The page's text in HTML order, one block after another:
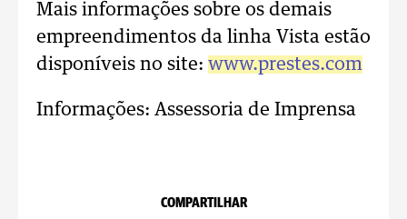
Mais informações sobre os demais
empreendimentos da linha Vista estão
disponíveis no site: www.prestes.com
Informações: Assessoria de Imprensa
COMPARTILHAR